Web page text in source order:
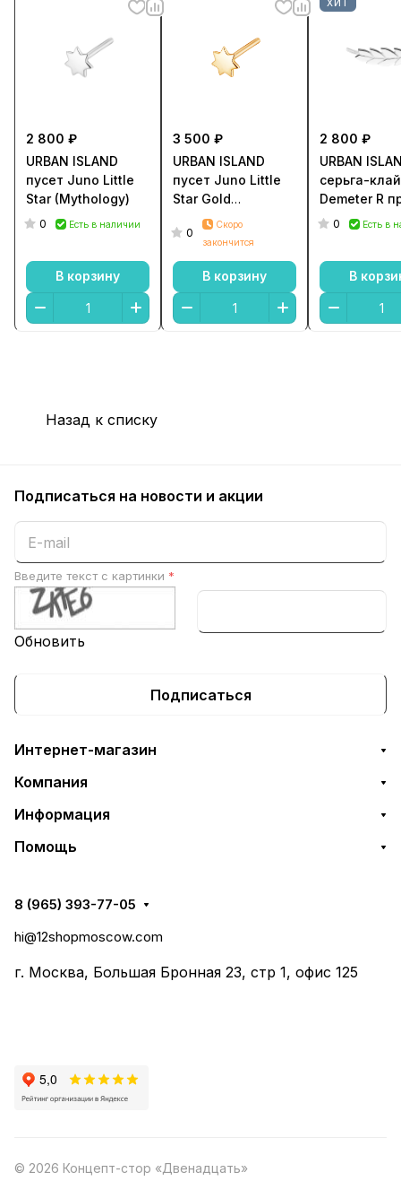
2 800 ₽
URBAN ISLAND
пусет Juno Little
Star (Mythology)
0 Есть в наличии
В корзину
3 500 ₽
URBAN ISLAND
пусет Juno Little
Star Gold
(Mythology)
0
Скоро
закончится
В корзину
ХИТ
2 800 ₽
URBAN
серьга-
Demeter R
(Mythology)
0 Есть в
В
Назад к списку
Подписаться на новости и акции
Введите текст с картинки *
Обновить
Подписаться
Интернет-магазин
Компания
Информация
Помощь
8 (965) 393-77-05
hi@12shopmoscow.com
г. Москва, Большая Бронная 23, стр 1, офис 125
© 2026 Концепт-стор «Двенадцать»